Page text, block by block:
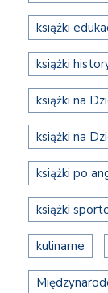
książki
książki
książki na
książki na
książki po
książki
kulinarne